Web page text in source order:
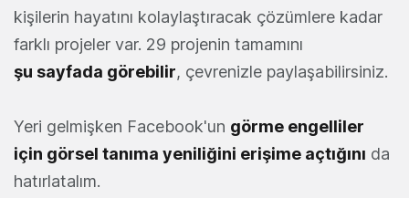
kişilerin hayatını kolaylaştıracak çözümlere kadar
farklı projeler var. 29 projenin tamamını
şu sayfada görebilir, çevrenizle paylaşabilirsiniz.
Yeri gelmişken Facebook'un görme engelliler
için görsel tanıma yeniliğini erişime açtığını da
hatırlatalım.